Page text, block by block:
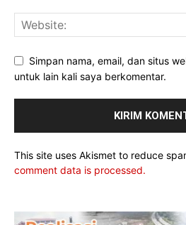
Simpan nama, email, dan situs
untuk lain kali saya berkomentar.
This site uses Akismet to reduce
comment data is processed.